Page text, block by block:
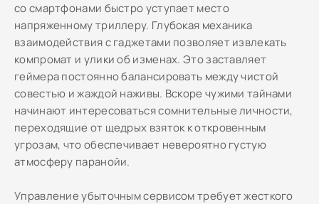
со смартфонами быстро уступает место
напряженному триллеру. Глубокая механика
взаимодействия с гаджетами позволяет извлекать
компромат и улики об изменах. Это заставляет
геймера постоянно балансировать между чистой
совестью и жаждой наживы. Вскоре чужими тайнами
начинают интересоваться сомнительные личности,
переходящие от щедрых взяток к откровенным
угрозам, что обеспечивает невероятно густую
атмосферу паранойи.
Управление убыточным сервисом требует жесткого